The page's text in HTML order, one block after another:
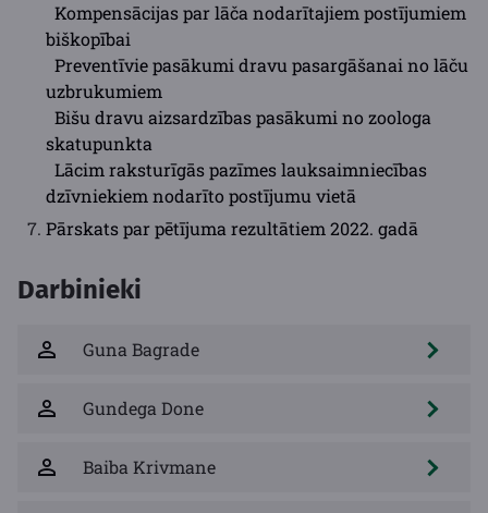
Kompensācijas par lāča nodarītajiem postījumiem
biškopībai
Preventīvie pasākumi dravu pasargāšanai no lāču
uzbrukumiem
Bišu dravu aizsardzības pasākumi no zoologa
skatupunkta
Lācim raksturīgās pazīmes lauksaimniecības
dzīvniekiem nodarīto postījumu vietā
Pārskats par pētījuma rezultātiem 2022. gadā
Darbinieki
Guna Bagrade
Gundega Done
Baiba Krivmane